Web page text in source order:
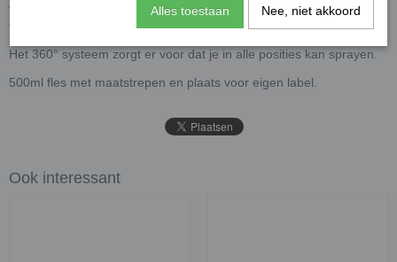
vervaardigd uit hoogwaardige materialen die maximaal bestand zijn
tegen chemicaliën.
Het 360° systeem zorgt er voor dat je in alle posities kan sprayen.
500ml fles met maatstrepen en plaats voor eigen label.
Ook interessant
Alles toestaan Nee, niet akkoord